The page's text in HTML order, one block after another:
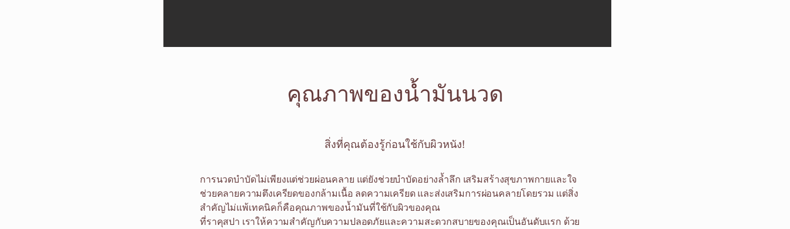
คุณภาพของน้ำมันนวด
สิ่งที่คุณต้องรู้ก่อนใช้กับผิวหนัง!
การนวดบำบัดไม่เพียงแต่ช่วยผ่อนคลาย แต่ยังช่วยบำบัดอย่างล้ำลึก เสริมสร้างสุขภาพกายและใจ
ช่วยคลายความตึงเครียดของกล้ามเนื้อ ลดความเครียด และส่งเสริมการผ่อนคลายโดยรวม แต่สิ่ง
สำคัญไม่แพ้เทคนิคก็คือคุณภาพของน้ำมันที่ใช้กับผิวของคุณ
ที่ราคุสปา เราให้ความสำคัญกับความปลอดภัยและความสะดวกสบายของคุณเป็นอันดับแรก ด้วย